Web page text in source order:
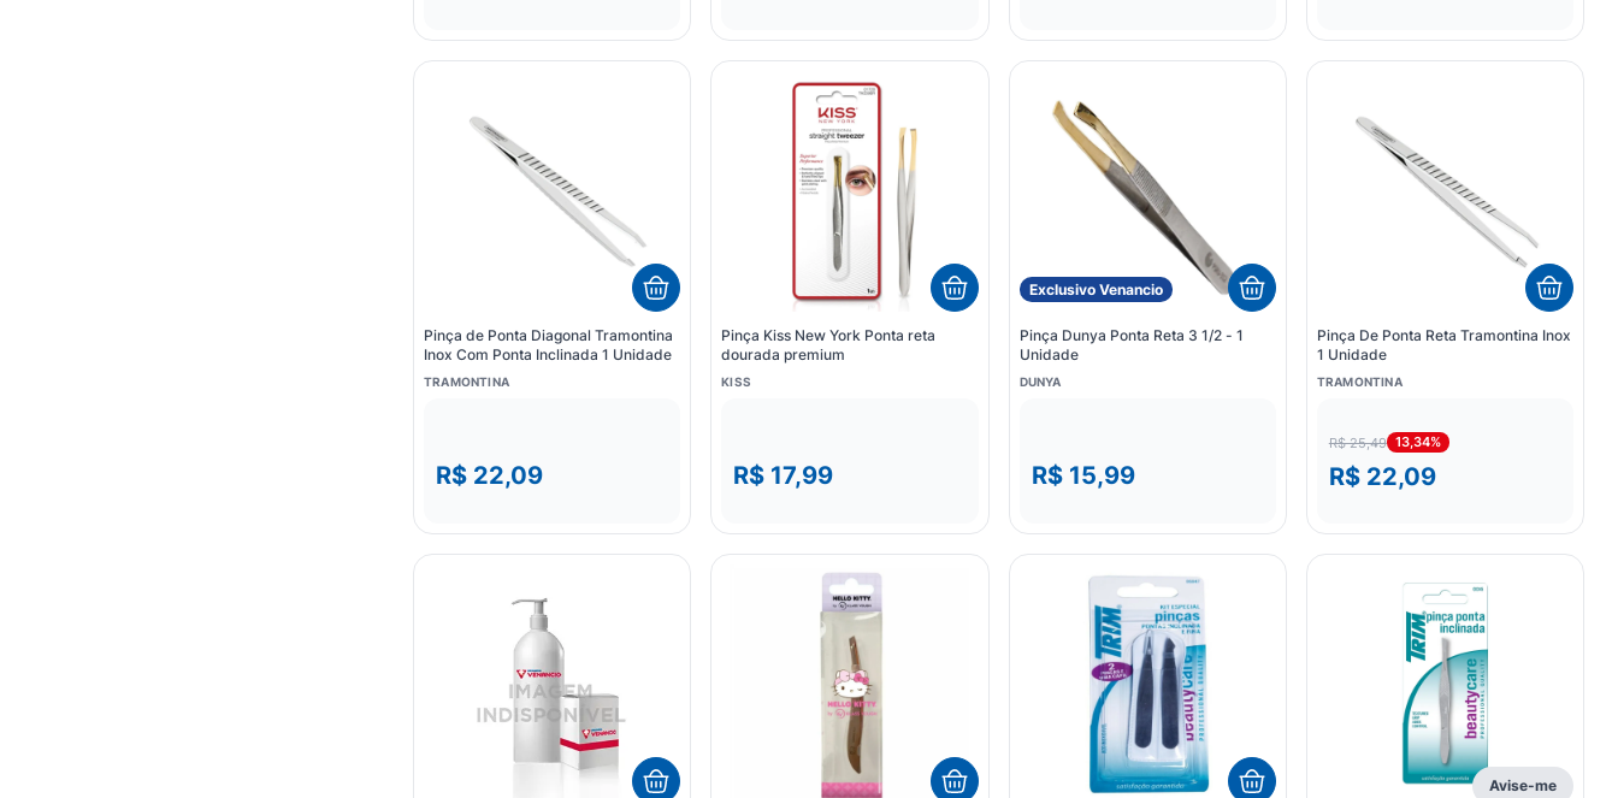
Pinça de Ponta Diagonal Tramontina
Inox Com Ponta Inclinada 1 Unidade
TRAMONTINA
R$ 22,09
Pinça Kiss New York Ponta reta
dourada premium
KISS
R$ 17,99
Exclusivo Venancio
Pinça Dunya Ponta Reta 3 1/2 - 1
Unidade
DUNYA
R$ 15,99
Pinça De Ponta Reta Tramontina Inox
1 Unidade
TRAMONTINA
R$ 25,49 13,34%
R$ 22,09
Avise-me